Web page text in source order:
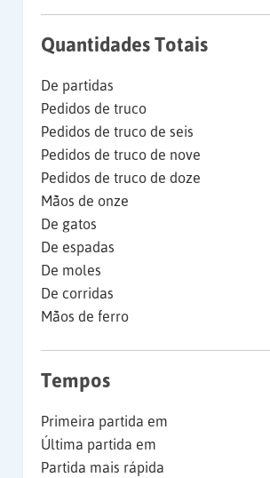
Quantidades Totais
De partidas
Pedidos de truco
Pedidos de truco de seis
Pedidos de truco de nove
Pedidos de truco de doze
Mãos de onze
De gatos
De espadas
De moles
De corridas
Mãos de ferro
Tempos
Primeira partida em
Última partida em
Partida mais rápida